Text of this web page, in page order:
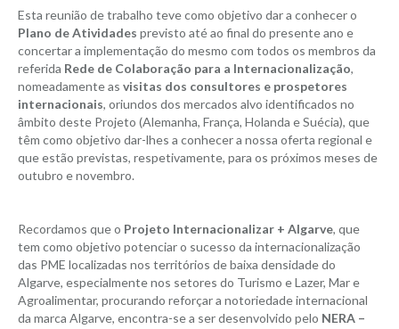
Esta reunião de trabalho teve como objetivo dar a conhecer o
Plano de Atividades previsto até ao final do presente ano e
concertar a implementação do mesmo com todos os membros da
referida Rede de Colaboração para a Internacionalização,
nomeadamente as visitas dos consultores e prospetores
internacionais, oriundos dos mercados alvo identificados no
âmbito deste Projeto (Alemanha, França, Holanda e Suécia), que
têm como objetivo dar-lhes a conhecer a nossa oferta regional e
que estão previstas, respetivamente, para os próximos meses de
outubro e novembro.
Recordamos que o Projeto Internacionalizar + Algarve, que
tem como objetivo potenciar o sucesso da internacionalização
das PME localizadas nos territórios de baixa densidade do
Algarve, especialmente nos setores do Turismo e Lazer, Mar e
Agroalimentar, procurando reforçar a notoriedade internacional
da marca Algarve, encontra-se a ser desenvolvido pelo NERA –